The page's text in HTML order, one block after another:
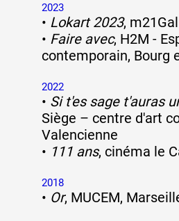
2023
• Lokart 2023,
• Faire avec, H2M -
contemporain, Bourg
2022
• Si t'es sage t'auras
Siège – centre d'art
Valencienne
• 111 ans, cinéma le
2018
• Or, MUCEM,